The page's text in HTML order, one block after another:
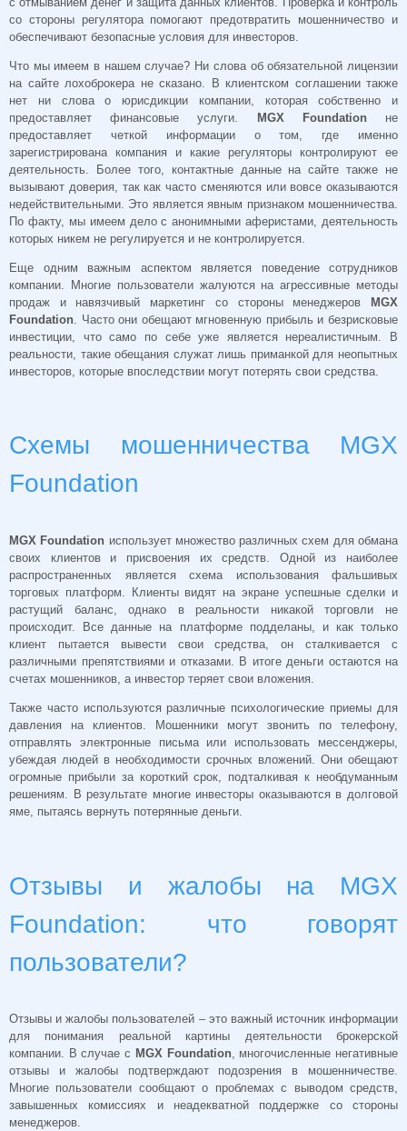
со стороны регулятора помогают предотвратить мошенничество и
обеспечивают безопасные условия для инвесторов.
Что мы имеем в нашем случае? Ни слова об обязательной лицензии
на сайте лохоброкера не сказано. В клиентском соглашении также
нет ни слова о юрисдикции компании, которая собственно и
предоставляет финансовые услуги.
MGX Foundationне
предоставляет четкой информации о том, где именно
зарегистрирована компания и какие регуляторы контролируют ее
деятельность. Более того, контактные данные на сайте также не
вызывают доверия, так как часто сменяются или вовсе оказываются
недействительными. Это является явным признаком мошенничества.
По факту, мы имеем дело с анонимными аферистами, деятельность
которых никем не регулируется и не контролируется.
Еще одним важным аспектом является поведение сотрудников
компании. Многие пользователи жалуются на агрессивные методы
продаж и навязчивый маркетинг со стороны менеджеров MGX
Foundation . Часто они обещают мгновенную прибыль и безрисковые
инвестиции, что само по себе уже является нереалистичным. В
реальности, такие обещания служат лишь приманкой для неопытных
инвесторов, которые впоследствии могут потерять свои средства.
Схемы мошенничества MGX
Foundation
MGX Foundation использует множество различных схем для обмана
своих клиентов и присвоения их средств. Одной из наиболее
распространенных является схема использования фальшивых
торговых платформ. Клиенты видят на экране успешные сделки и
растущий баланс, однако в реальности никакой торговли не
происходит. Все данные на платформе подделаны, и как только
клиент пытается вывести свои средства, он сталкивается с
различными препятствиями и отказами. В итоге деньги остаются на
счетах мошенников, а инвестор теряет свои вложения.
Также часто используются различные психологические приемы для
давления на клиентов. Мошенники могут звонить по телефону,
отправлять электронные письма или использовать мессенджеры,
убеждая людей в необходимости срочных вложений. Они обещают
огромные прибыли за короткий срок, подталкивая к необдуманным
решениям. В результате многие инвесторы оказываются в долговой
яме, пытаясь вернуть потерянные деньги.
Отзывы и жалобы на MGX
Foundation: что говорят
пользователи?
Отзывы и жалобы пользователей – это важный источник информации
для понимания реальной картины деятельности брокерской
компании. В случае с MGX Foundation, многочисленные негативные
отзывы и жалобы подтверждают подозрения в мошенничестве.
Многие пользователи сообщают о проблемах с выводом средств,
завышенных комиссиях и неадекватной поддержке со стороны
менеджеров.